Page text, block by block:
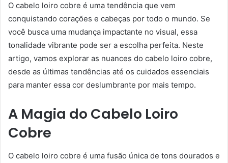
O cabelo loiro cobre é uma tendência que vem
conquistando corações e cabeças por todo o mundo. Se
você busca uma mudança impactante no visual, essa
tonalidade vibrante pode ser a escolha perfeita. Neste
artigo, vamos explorar as nuances do cabelo loiro cobre,
desde as últimas tendências até os cuidados essenciais
para manter essa cor deslumbrante por mais tempo.
A Magia do Cabelo Loiro
Cobre
O cabelo loiro cobre é uma fusão única de tons dourados e